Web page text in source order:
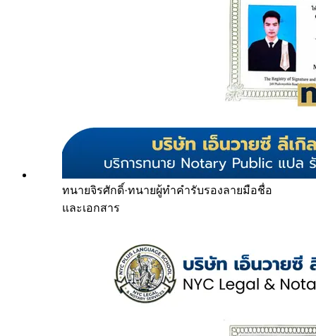
ทนายจิรศักดิ์·ทนายผู้ทำคำรับรองลายมือชื่อ
และเอกสาร